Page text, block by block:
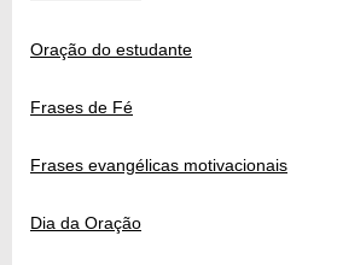
Oração do estudante
Frases de Fé
Frases evangélicas motivacionais
Dia da Oração